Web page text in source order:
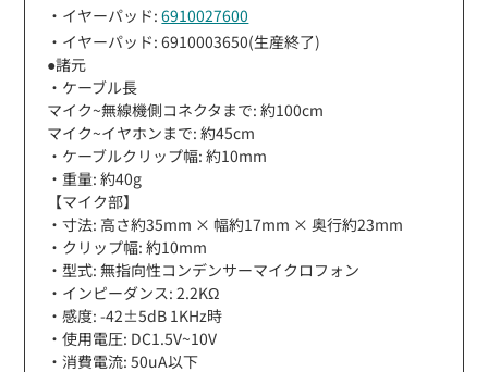
・イヤーパッド:6910027600
・イヤーパッド: 6910003650(生産終了)
●諸元
・ケーブル長
マイク~無線機側コネクタまで: 約100cm
マイク~イヤホンまで: 約45cm
・ケーブルクリップ幅: 約10mm
・重量: 約40g
【マイク部】
・寸法: 高さ約35mm × 幅約17mm × 奥行約23mm
・クリップ幅: 約10mm
・型式: 無指向性コンデンサーマイクロフォン
・インピーダンス: 2.2KΩ
・感度: -42±5dB 1KHz時
・使用電圧: DC1.5V~10V
・消費電流: 50uA以下